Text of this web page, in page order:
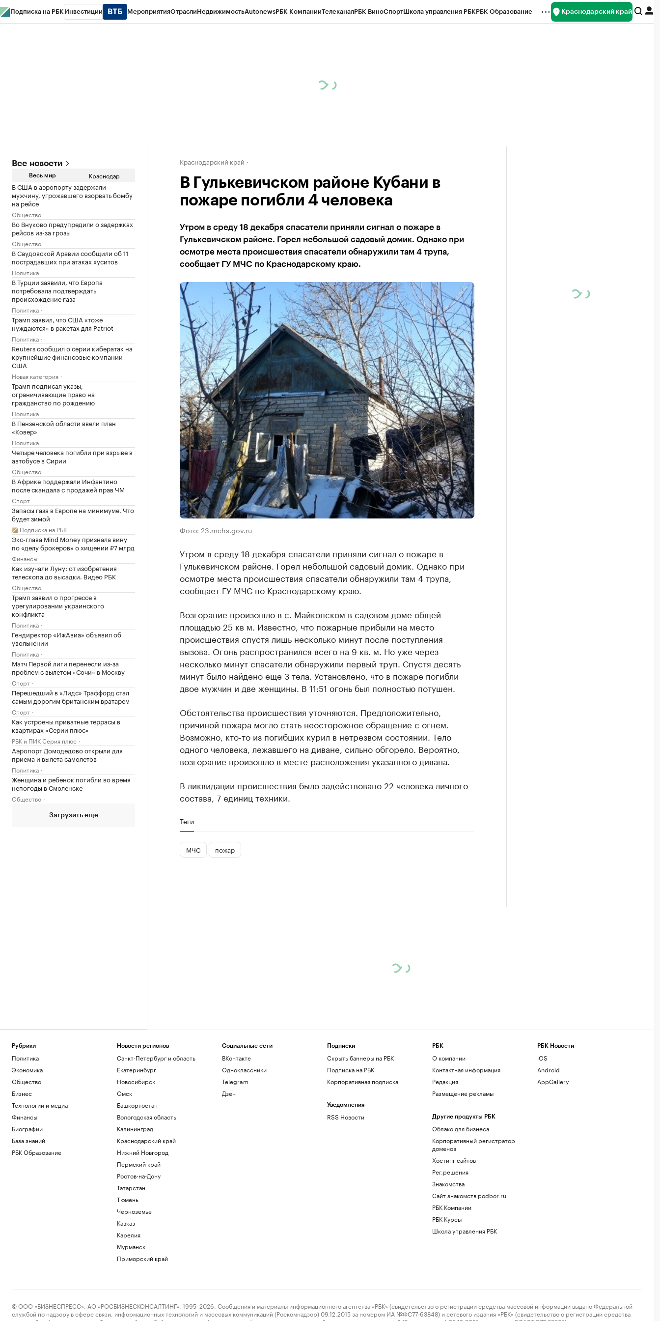
Подписка на РБК Инвестиции МероприятияОтраслиНедвижимостьAutonewsРБК КомпанииТелеканалРБК ВиноСпортШкола управления РБКРБК Образование Краснодарский край
Все новости
Весь мир Краснодар
В США в аэропорту задержали
мужчину, угрожавшего взорвать бомбу
на рейсе
Общество
Во Внуково предупредили о задержках
рейсов из-за грозы
Общество
В Саудовской Аравии сообщили об 11
пострадавших при атаках хуситов
Политика
В Турции заявили, что Европа
потребовала подтверждать
происхождение газа
Политика
Трамп заявил, что США «тоже
нуждаются» в ракетах для Patriot
Политика
Reuters сообщил о серии кибератак на
крупнейшие финансовые компании
США
Новая категория
Трамп подписал указы,
ограничивающие право на
гражданство по рождению
Политика
В Пензенской области ввели план
«Ковер»
Политика
Четыре человека погибли при взрыве в
автобусе в Сирии
Общество
В Африке поддержали Инфантино
после скандала с продажей прав ЧМ
Спорт
Запасы газа в Европе на минимуме. Что
будет зимой
Подписка на РБК
Экс-глава Mind Money признала вину
по «делу брокеров» о хищении ₽7 млрд
Финансы
Как изучали Луну: от изобретения
телескопа до высадки. Видео РБК
Общество
Трамп заявил о прогрессе в
урегулировании украинского
конфликта
Политика
Гендиректор «ИжАвиа» объявил об
увольнении
Политика
Матч Первой лиги перенесли из-за
проблем с вылетом «Сочи» в Москву
Спорт
Перешедший в «Лидс» Траффорд стал
самым дорогим британским вратарем
Спорт
Как устроены приватные террасы в
квартирах «Серии плюс»
РБК и ПИК Серия плюс
Аэропорт Домодедово открыли для
приема и вылета самолетов
Политика
Женщина и ребенок погибли во время
непогоды в Смоленске
Общество
Загрузить еще
Краснодарский край
В Гулькевичском районе Кубани в
пожаре погибли 4 человека
Утром в среду 18 декабря спасатели приняли сигнал о пожаре в
Гулькевичском районе. Горел небольшой садовый домик. Однако при
осмотре места происшествия спасатели обнаружили там 4 трупа,
сообщает ГУ МЧС по Краснодарскому краю.
Фото: 23.mchs.gov.ru
Утром в среду 18 декабря спасатели приняли сигнал о пожаре в
Гулькевичском районе. Горел небольшой садовый домик. Однако при
осмотре места происшествия спасатели обнаружили там 4 трупа,
сообщает ГУ МЧС по Краснодарскому краю.
Возгорание произошло в с. Майкопском в садовом доме общей
площадью 25 кв м. Известно, что пожарные прибыли на место
происшествия спустя лишь несколько минут после поступления
вызова. Огонь распространился всего на 9 кв. м. Но уже через
несколько минут спасатели обнаружили первый труп. Спустя десять
минут было найдено еще 3 тела. Установлено, что в пожаре погибли
двое мужчин и две женщины. В 11:51 огонь был полностью потушен.
Обстоятельства происшествия уточняются. Предположительно,
причиной пожара могло стать неосторожное обращение с огнем.
Возможно, кто-то из погибших курил в нетрезвом состоянии. Тело
одного человека, лежавшего на диване, сильно обгорело. Вероятно,
возгорание произошло в месте расположения указанного дивана.
В ликвидации происшествия было задействовано 22 человека личного
состава, 7 единиц техники.
Теги
МЧС пожар
Рубрики
Политика
Экономика
Общество
Бизнес
Технологии и медиа
Финансы
Биографии
База знаний
РБК Образование
Новости регионов
Санкт-Петербург и область
Екатеринбург
Новосибирск
Омск
Башкортостан
Вологодская область
Калининград
Краснодарский край
Нижний Новгород
Пермский край
Ростов-на-Дону
Татарстан
Тюмень
Черноземье
Кавказ
Карелия
Мурманск
Приморский край
Социальные сети
ВКонтакте
Одноклассники
Telegram
Дзен
Подписки
Скрыть баннеры на РБК
Подписка на РБК
Корпоративная подписка
Уведомления
RSS Новости
РБК
О компании
Контактная информация
Редакция
Размещение рекламы
Другие продукты РБК
Облако для бизнеса
Корпоративный регистратор
доменов
Хостинг сайтов
Рег.решения
Знакомства
Сайт знакомств podbor.ru
РБК Компании
РБК Курсы
Школа управления РБК
РБК Новости
iOS
Android
AppGallery
© ООО «БИЗНЕСПРЕСС», АО «РОСБИЗНЕСКОНСАЛТИНГ», 1995–2026. Сообщения и материалы информационного агентства «РБК» (свидетельство о регистрации средства массовой информации выдано Федеральной
службой по надзору в сфере связи, информационных технологий и массовых коммуникаций (Роскомнадзор) 09.12.2015 за номером ИА №ФС77-63848) и сетевого издания «РБК» (свидетельство о регистрации средства